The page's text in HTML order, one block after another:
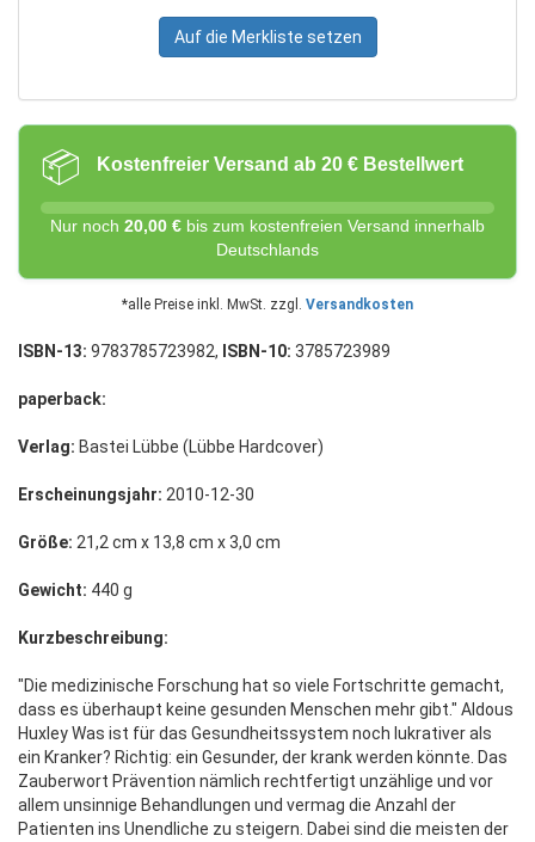
Auf die Merkliste setzen
📦 Kostenfreier Versand ab 20 € Bestellwert
Nur noch 20,00 € bis zum kostenfreien Versand innerhalb
Deutschlands
*alle Preise inkl. MwSt. zzgl. Versandkosten
ISBN-13: 9783785723982, ISBN-10: 3785723989
paperback:
Verlag: Bastei Lübbe (Lübbe Hardcover)
Erscheinungsjahr: 2010-12-30
Größe: 21,2 cm x 13,8 cm x 3,0 cm
Gewicht: 440 g
Kurzbeschreibung:
"Die medizinische Forschung hat so viele Fortschritte gemacht,
dass es überhaupt keine gesunden Menschen mehr gibt." Aldous
Huxley Was ist für das Gesundheitssystem noch lukrativer als
ein Kranker? Richtig: ein Gesunder, der krank werden könnte. Das
Zauberwort Prävention nämlich rechtfertigt unzählige und vor
allem unsinnige Behandlungen und vermag die Anzahl der
Patienten ins Unendliche zu steigern. Dabei sind die meisten der